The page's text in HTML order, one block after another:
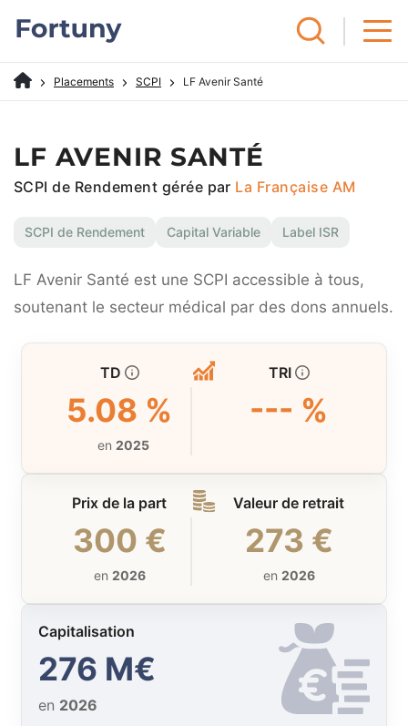
Placements SCPI LF Avenir Santé
LF AVENIR SANTÉ
SCPI de Rendement gérée par La Française AM
SCPI de Rendement Capital Variable Label ISR
LF Avenir Santé est une SCPI accessible à tous,
soutenant le secteur médical par des dons annuels.
TD
5.08 %
en 2025
TRI
--- %
Prix de la part
300 €
en 2026
Valeur de retrait
273 €
en 2026
Capitalisation
276 M€
en 2026